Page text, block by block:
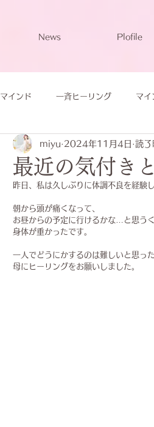
News Plofile
マインド 一斉ヒーリング マ
最近の気付き
miyu 2024年11月4日 読
昨日、私は久しぶりに体調不良を経験し
朝から頭が痛くなって、
お昼からの予定に行けるかな…と思う
身体が重かったです。
一人でどうにかするのは難しいと思った
母にヒーリングをお願いしました。